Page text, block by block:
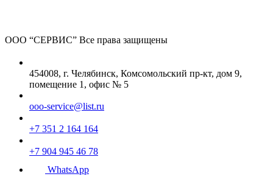
ООО “СЕРВИС” Все права защищены
454008, г. Челябинск, Комсомольский пр-кт, дом 9,
помещение 1, офис № 5
ooo-service@list.ru
+7 351 2 164 164
+7 904 945 46 78
WhatsApp